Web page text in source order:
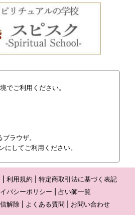
でご利用ください。
ラウザ。
してご利用ください。
利用規約
特定商取引法に基づく表記
バシーポリシー
占い師一覧
解除 よくある質問 お問い合わせ